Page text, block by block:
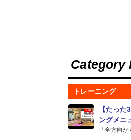
Category
トレーニング
【たっ
ングメニ
「全方向